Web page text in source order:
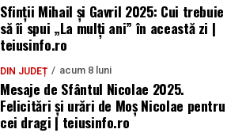
Sfinții Mihail și Gavril 2025: Cui trebuie
să îi spui „La mulţi ani” în această zi |
teiusinfo.ro
DIN JUDEȚ acum 8 luni
Mesaje de Sfântul Nicolae 2025.
Felicitări și urări de Moș Nicolae pentru
cei dragi | teiusinfo.ro